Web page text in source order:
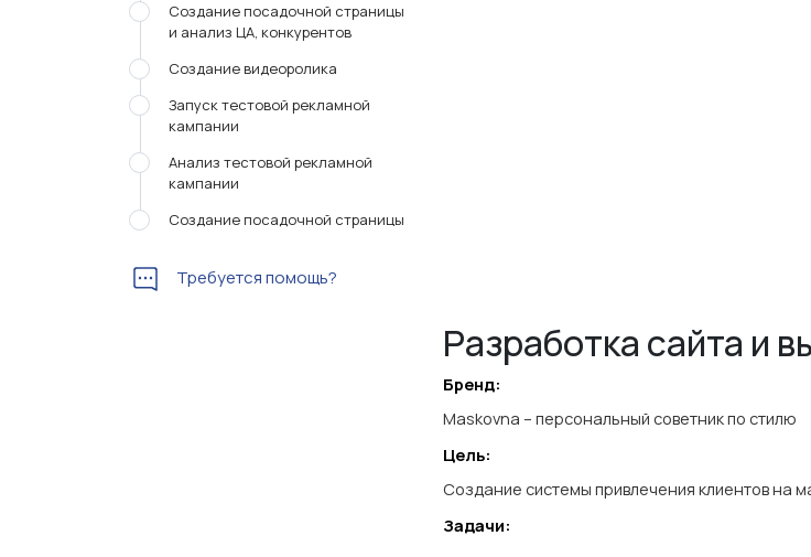
Cоздание посадочной страницы
и анализ ЦА, конкурентов
Создание видеоролика
Запуск тестовой рекламной
кампании
Анализ тестовой рекламной
кампании
Создание посадочной страницы
Требуется помощь?
Разработка сайта и
Бренд:
Maskovna – персональный советник по стилю
Цель:
Создание системы привлечения клиентов на
Задачи: